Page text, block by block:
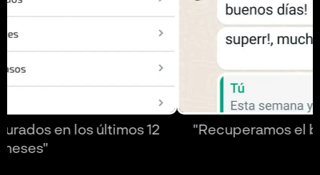
"Recuperamos el badge de Más vendido"